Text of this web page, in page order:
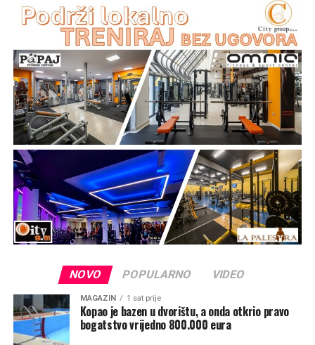
u spektaklu koji nam svemir besplatno pruža.
NOVO POPULARNO VIDEO
MAGAZIN 1 sat prije
Kopao je bazen u dvorištu, a onda otkrio pravo
bogatstvo vrijedno 800.000 eura